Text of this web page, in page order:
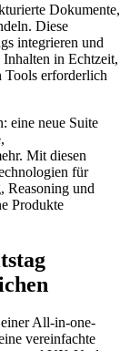
Dokumente,
Diese
integrieren und
in Echtzeit,
Tools erforderlich
eine neue Suite
Mit diesen
für
Reasoning und
Produkte
All-in-one-
vereinfachte